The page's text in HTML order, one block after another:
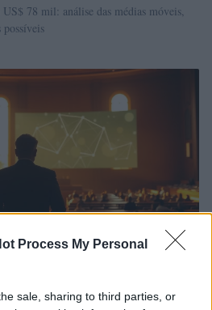
Process My Personal
sale, sharing to third parties, or
78 mil: análise das médias móveis,
a transparência no